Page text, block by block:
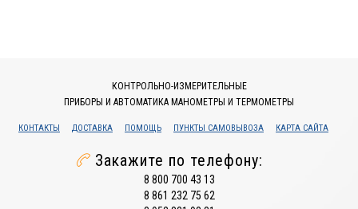
КОНТРОЛЬНО-ИЗМЕРИТЕЛЬНЫЕ
ПРИБОРЫ И АВТОМАТИКА МАНОМЕТРЫ И ТЕРМОМЕТРЫ
КОНТАКТЫ ДОСТАВКА ПОМОЩЬ ПУНКТЫ САМОВЫВОЗА КАРТА САЙТА
Закажите по телефону:
8 800 700 43 13
8 861 232 75 62